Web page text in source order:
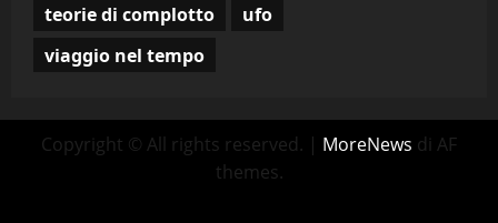
teorie di complotto
ufo
viaggio nel tempo
Copyright © All rights reserved. | MoreNews di AF
themes.